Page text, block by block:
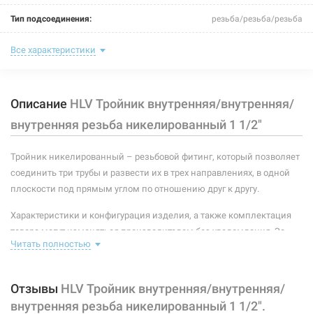
Нет в наличии
301 грн
Артикул:205795
резьба никелированный 2"
Нет в наличии
Нет в наличии
Тип подсоединения: резьба/резьба/резьба
Номинальное давление:
Рабочая среда: жидкая неагрессивная, газообразная неагрессивная
Материал корпуса: латунь CW617N
Размер: 1 1/2"В х 1 1/2"В х 1 1/2"В
Тип резьбы: внутренняя/внутренняя/внутренняя
Покрытие корпуса: никелированное
Все характеристики
Описание HLV Тройник внутренняя/внутренняя/
внутренняя резьба никелированный 1 1/2"
Тройник никелированный – резьбовой фитинг, который позволяет
соединить три трубы и развести их в трех направлениях, в одной
плоскости под прямым углом по отношению друг к другу.
Характеристики и конфигурация изделия, а также комплектация
товара могут изменяться производителем без уведомления. За
внесенные производителем изменения, магазин ответственности
Читать полностью
Отзывы HLV Тройник внутренняя/внутренняя/
внутренняя резьба никелированный 1 1/2".